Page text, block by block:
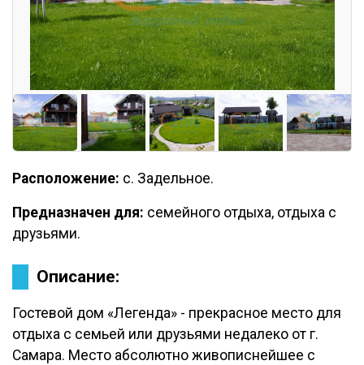
Расположение: с. Задельное.
Предназначен для: семейного отдыха, отдыха с
друзьями.
Описание:
Гостевой дом «Легенда» - прекрасное место для
отдыха с семьей или друзьями недалеко от г.
Самара. Место абсолютно живописнейшее с